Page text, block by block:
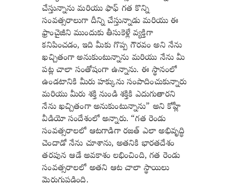
చేస్తున్నాను మరియు ఫాఫ్ గత కొన్ని
సంవత్సరాలుగా దీన్ని చేస్తున్నాడు మరియు ఈ
ఫ్రాంచైజీని ముందుకు తీసుకెళ్లే వ్యక్తిగా
కనిపించడం, ఇది మీకు గొప్ప గౌరవం అని నేను
ఖచ్చితంగా అనుకుంటున్నాను మరియు నేను మీ
పట్ల చాలా సంతోషంగా ఉన్నాను. ఈ స్థానంలో
ఉండటానికి మీరు హక్కును సంపాదించుకున్నారు
మరియు మీరు శక్తి నుండి శక్తికి ఎదుగుతారని
నేను ఖచ్చితంగా అనుకుంటున్నాను” అని కోహ్లీ
వీడియో సందేశంలో అన్నారు. “గత రెండు
సంవత్సరాలలో ఆటగాడిగా రజత్ ఎలా అభివృద్ధి
చెందాడో నేను చూశాను, అతనికి భారతదేశం
తరపున ఆడే అవకాశం లభించింది, గత రెండు
సంవత్సరాలలో అతని ఆట చాలా స్థాయిలు
మెరుగుపడింది.